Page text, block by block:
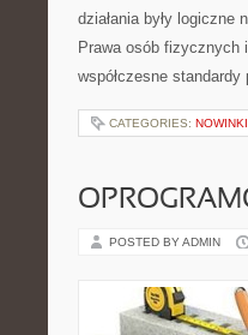
działania były logiczne
Prawa osób fizycznych
współczesne
CATEGORIES:
POSTED BY ADMIN